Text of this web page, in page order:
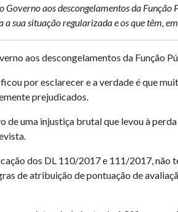
aos descongelamentos da
a sua situação regularizada e os que têm,
aos descongelamentos da Função
por esclarecer e a verdade é que
prejudicados.
de uma injustiça brutal que levou à
dos DL 110/2017 e 111/2017,
de atribuição de pontuação de